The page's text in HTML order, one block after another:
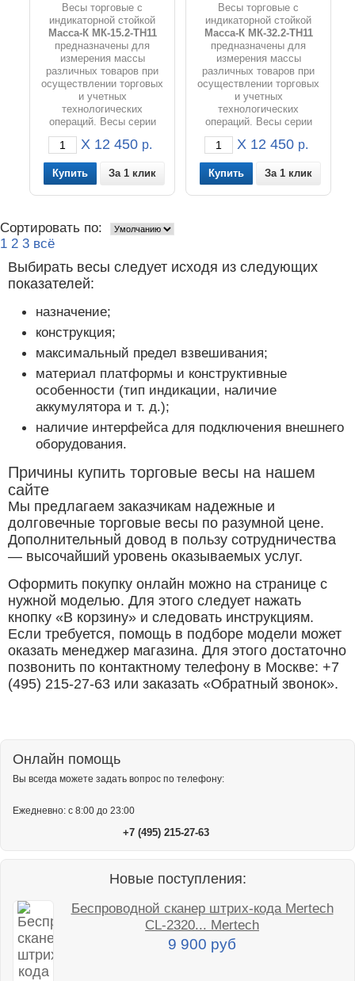
Весы торговые с
индикаторной стойкой
Масса-К МК-15.2-ТН11
предназначены для
измерения массы
различных товаров при
осуществлении торговых
и учетных
технологических
операций. Весы серии
МК-Т отлично подходят
для фасовки товаров и
расчета цены товаров на
предприятиях
занимающихся торговлей
и общественным
X 12 450 р.
За 1 клик
Весы торговые с
индикаторной стойкой
Масса-К МК-32.2-ТН11
предназначены для
измерения массы
различных товаров при
осуществлении торговых
и учетных
технологических
операций. Весы серии
МК-Т отлично подходят
для фасовки товаров и
расчета цены товаров на
предприятиях
занимающихся торговлей
и общественным
X 12 450 р.
За 1 клик
Сортировать по:
1 2 3 всё
Выбирать весы следует исходя из следующих
показателей:
назначение;
конструкция;
максимальный предел взвешивания;
материал платформы и конструктивные
особенности (тип индикации, наличие
аккумулятора и т. д.);
наличие интерфейса для подключения внешнего
оборудования.
Причины купить торговые весы на нашем
сайте
Мы предлагаем заказчикам надежные и
долговечные торговые весы по разумной цене.
Дополнительный довод в пользу сотрудничества
— высочайший уровень оказываемых услуг.
Оформить покупку онлайн можно на странице с
нужной моделью. Для этого следует нажать
кнопку «В корзину» и следовать инструкциям.
Если требуется, помощь в подборе модели может
оказать менеджер магазина. Для этого достаточно
позвонить по контактному телефону в Москве: +7
(495) 215-27-63 или заказать «Обратный звонок».
Онлайн помощь
Вы всегда можете задать вопрос по телефону:
Ежедневно: с 8:00 до 23:00
+7 (495) 215-27-63
Новые поступления:
Беспроводной сканер штрих-кода Mertech
CL-2320... Mertech
9 900 руб